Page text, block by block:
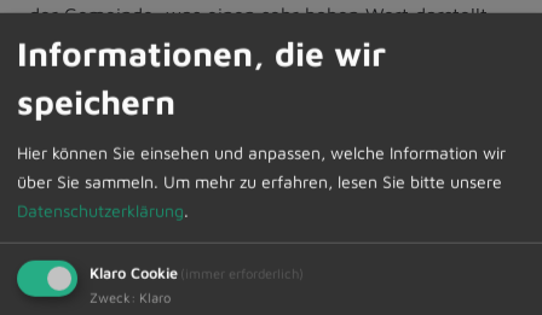
der Gemeinde, was einen sehr hohen Wert darstellt,
so Erster Bürgermeister Werner Endres. Er dankte in
diesem Zusammenhang allen Verantwortlichen,
angefangen von den einzelnen Verantwortlichen in
Vorstandschaft der Kreis-Jugendfeuerwehr. Neben den
vielen Gästen zeigten sowohl die Turnshowgruppe
„Crazy Tornados“ aus Wiggensbach mit einer
Tanzleinlage ihre Fähigkeiten als auch die
Jugendlichen unserer Feuerwehren aus Dietmannsried
mit verschiedenen Einlagen. Die musikalische
Informationen, die wir
speichern
Hier können Sie einsehen und anpassen, welche Information wir
über Sie sammeln. Um mehr zu erfahren, lesen Sie bitte unsere
Datenschutzerklärung.
Klaro Cookie (immer erforderlich)
Zweck : Klaro